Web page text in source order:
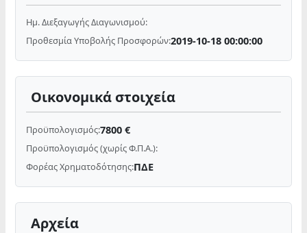
Ημ. Διεξαγωγής Διαγωνισμού:
Προθεσμία Υποβολής Προσφορών:2019-10-18 00:00:00
Οικονομικά στοιχεία
Προϋπολογισμός:7800 €
Προϋπολογισμός (χωρίς Φ.Π.Α.):
Φορέας Χρηματοδότησης:ΠΔΕ
Αρχεία